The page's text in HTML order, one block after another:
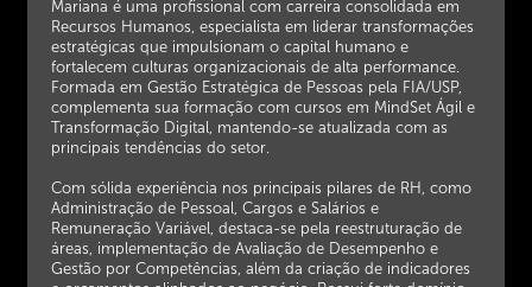
Mariana é uma profissional com carreira consolidada em
Recursos Humanos, especialista em liderar transformações
estratégicas que impulsionam o capital humano e
fortalecem culturas organizacionais de alta performance.
Formada em Gestão Estratégica de Pessoas pela FIA/USP,
complementa sua formação com cursos em MindSet Ágil e
Transformação Digital, mantendo-se atualizada com as
principais tendências do setor.
Com sólida experiência nos principais pilares de RH, como
Administração de Pessoal, Cargos e Salários e
Remuneração Variável, destaca-se pela reestruturação de
áreas, implementação de Avaliação de Desempenho e
Gestão por Competências, além da criação de indicadores